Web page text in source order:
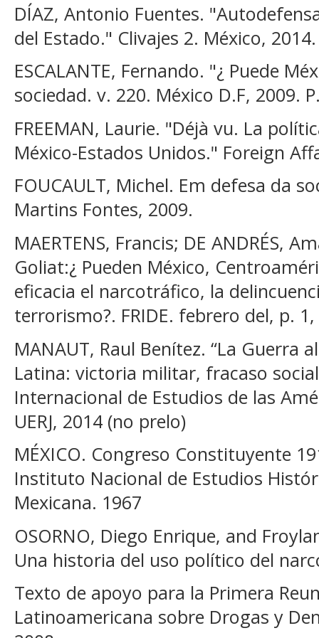
DÍAZ, Antonio Fuentes.
del Estado." Clivajes 2. México, 2014.
ESCALANTE, Fernando. "¿ Puede
sociedad. v. 220. México D.F, 2009.
FREEMAN, Laurie. "Déjà vu. La
México-Estados Unidos." Foreign
FOUCAULT, Michel. Em defesa da
Martins Fontes, 2009.
MAERTENS, Francis; DE ANDRÉS,
Goliat:¿ Pueden México,
eficacia el narcotráfico, la
terrorismo?. FRIDE. febrero del, p.
MANAUT, Raul Benítez. “La Guerra
Latina: victoria militar, fracaso
Internacional de Estudios de las
UERJ, 2014 (no prelo)
MÉXICO. Congreso Constituyente
Instituto Nacional de Estudios
Mexicana. 1967
OSORNO, Diego Enrique, and
Una historia del uso político del
Texto de apoyo para la Primera
Latinoamericana sobre Drogas y